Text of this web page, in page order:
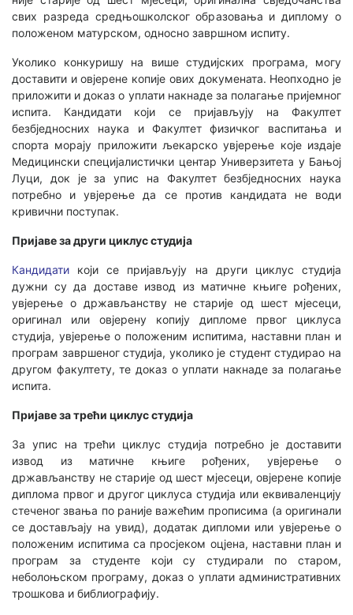
свих разреда средњошколског образовања и диплому о
положеном матурском, односно завршном испиту.
Уколико конкуришу на више студијских програма, могу
доставити и овјерене копије ових докумената. Неопходно је
приложити и доказ о уплати накнаде за полагање пријемног
испита. Кандидати који се пријављују на Факултет
безбједносних наука и Факултет физичког васпитања и
спорта морају приложити љекарско увјерење које издаје
Медицински специјалистички центар Универзитета у Бањој
Луци, док је за упис на Факултет безбједносних наука
потребно и увјерење да се против кандидата не води
кривични поступак.
Пријаве за други циклус студија
Кандидати који се пријављују на други циклус студија
дужни су да доставе извод из матичне књиге рођених,
увјерење о држављанству не старије од шест мјесеци,
оригинал или овјерену копију дипломе првог циклуса
студија, увјерење о положеним испитима, наставни план и
програм завршеног студија, уколико је студент студирао на
другом факултету, те доказ о уплати накнаде за полагање
испита.
Пријаве за трећи циклус студија
За упис на трећи циклус студија потребно је доставити
извод из матичне књиге рођених, увјерење о
држављанству не старије од шест мјесеци, овјерене копије
диплома првог и другог циклуса студија или еквиваленцију
стеченог звања по раније важећим прописима (а оригинали
се достављају на увид), додатак дипломи или увјерење о
положеним испитима са просјеком оцјена, наставни план и
програм за студенте који су студирали по старом,
неболоњском програму, доказ о уплати административних
трошкова и библиографију.